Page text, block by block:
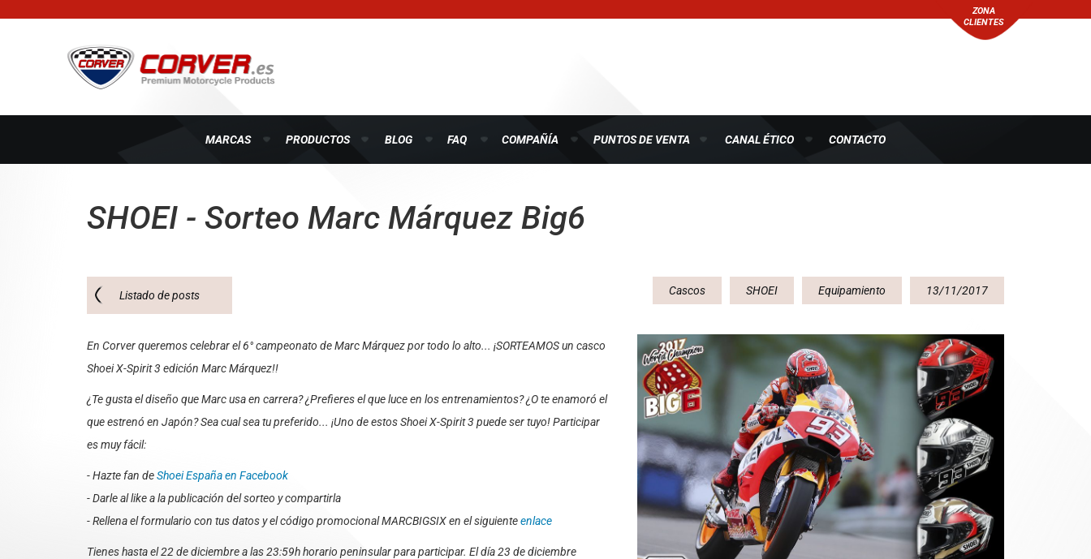
ZONA
CLIENTES
MARCAS PRODUCTOS BLOG FAQ COMPAÑÍA PUNTOS DE VENTA CANAL ÉTICO CONTACTO
SHOEI - Sorteo Marc Márquez Big6
Listado de posts Cascos SHOEI Equipamiento 13/11/2017
En Corver queremos celebrar el 6° campeonato de Marc Márquez por todo lo alto... ¡SORTEAMOS un casco
Shoei X-Spirit 3 edición Marc Márquez!!
¿Te gusta el diseño que Marc usa en carrera? ¿Prefieres el que luce en los entrenamientos? ¿O te enamoró el
que estrenó en Japón? Sea cual sea tu preferido... ¡Uno de estos Shoei X-Spirit 3 puede ser tuyo! Participar
es muy fácil:
- Hazte fan deShoei España en Facebook
- Darle al like a la publicación del sorteo y compartirla
- Rellena el formulario con tus datos y el código promocional MARCBIGSIX en el siguienteenlace
Tienes hasta el 22 de diciembre a las 23:59h horario peninsular para participar. El día 23 de diciembre